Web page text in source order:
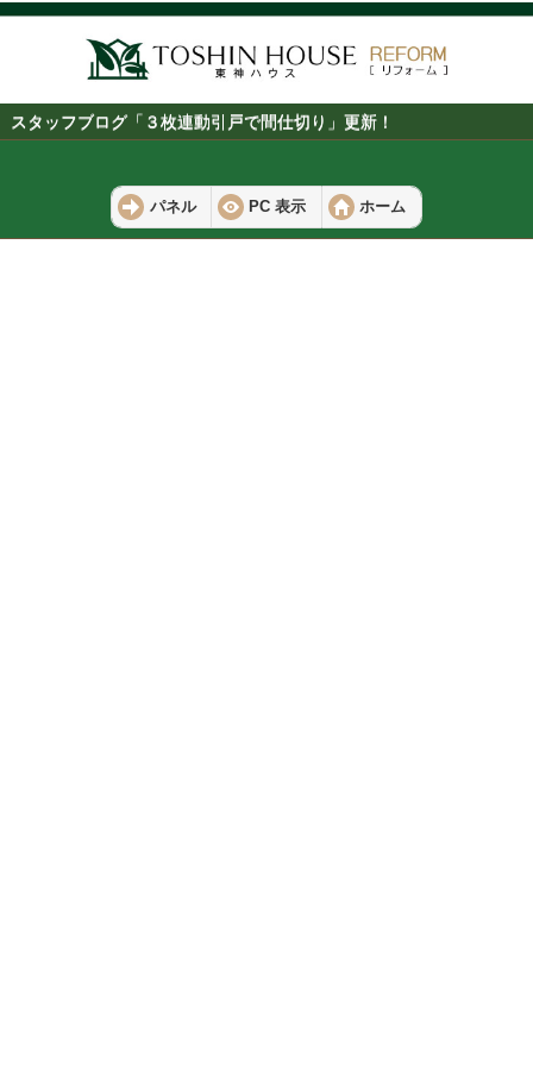
スタッフブログ「３枚連動引戸で間仕切り」更新！
パネル PC 表示 ホーム